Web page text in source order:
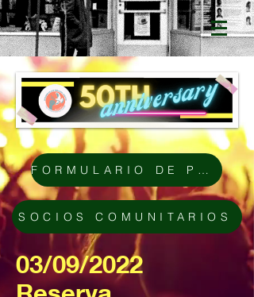
FORMULARIO DE PATROCINIO
SOCIOS COMUNITARIOS
03/09/2022